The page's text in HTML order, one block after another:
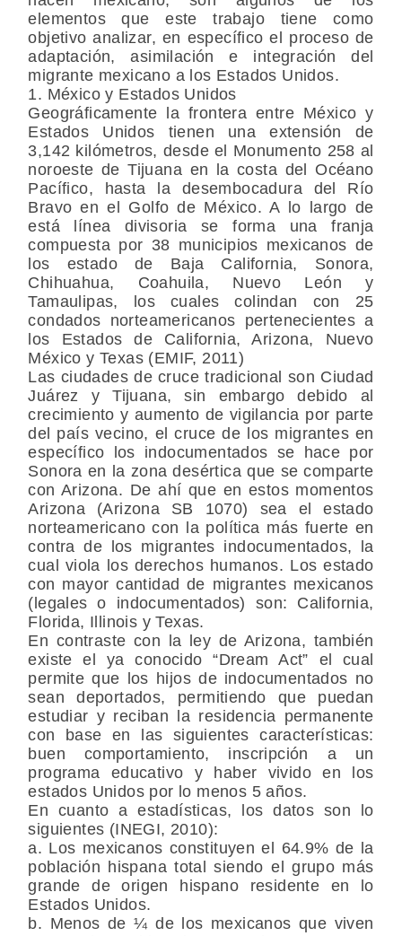
elementos que este trabajo tiene como
objetivo analizar, en específico el proceso de
adaptación, asimilación e integración del
migrante mexicano a los Estados Unidos.
1. México y Estados Unidos
Geográficamente la frontera entre México y
Estados Unidos tienen una extensión de
3,142 kilómetros, desde el Monumento 258 al
noroeste de Tijuana en la costa del Océano
Pacífico, hasta la desembocadura del Río
Bravo en el Golfo de México. A lo largo de
está línea divisoria se forma una franja
compuesta por 38 municipios mexicanos de
los estado de Baja California, Sonora,
Chihuahua, Coahuila, Nuevo León y
Tamaulipas, los cuales colindan con 25
condados norteamericanos pertenecientes a
los Estados de California, Arizona, Nuevo
México y Texas (EMIF, 2011)
Las ciudades de cruce tradicional son Ciudad
Juárez y Tijuana, sin embargo debido al
crecimiento y aumento de vigilancia por parte
del país vecino, el cruce de los migrantes en
específico los indocumentados se hace por
Sonora en la zona desértica que se comparte
con Arizona. De ahí que en estos momentos
Arizona (Arizona SB 1070) sea el estado
norteamericano con la política más fuerte en
contra de los migrantes indocumentados, la
cual viola los derechos humanos. Los estado
con mayor cantidad de migrantes mexicanos
(legales o indocumentados) son: California,
Florida, Illinois y Texas.
En contraste con la ley de Arizona, también
existe el ya conocido “Dream Act” el cual
permite que los hijos de indocumentados no
sean deportados, permitiendo que puedan
estudiar y reciban la residencia permanente
con base en las siguientes características:
buen comportamiento, inscripción a un
programa educativo y haber vivido en los
estados Unidos por lo menos 5 años.
En cuanto a estadísticas, los datos son lo
siguientes (INEGI, 2010):
a. Los mexicanos constituyen el 64.9% de la
población hispana total siendo el grupo más
grande de origen hispano residente en lo
Estados Unidos.
b. Menos de ¼ de los mexicanos que viven